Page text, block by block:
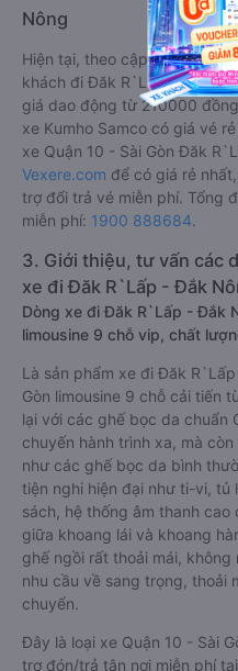
Nông
Hiện tại, theo cập nhật mới
khách đi Đăk R`Lấp - Đắk
giá dao động từ 210000
xe Kumho Samco có giá vé
xe Quận 10 - Sài Gòn Đăk
Vexere.com để có giá rẻ
trợ đổi trả vé miễn phí. Tổng
miễn phí: 1900 888684.
3. Giới thiệu, tư vấn các
xe đi Đăk R`Lấp - Đắk
Dòng xe đi Đăk R`Lấp - Đắk
limousine 9 chỗ vip, chất
Là sản phẩm xe đi Đăk
Gòn limousine 9 chỗ cải tiến
lại với các ghế bọc da chuẩn
chuyến hành trình xa, mà
như các ghế bọc da bình
tiện nghi hiện đại như ti-vi, tủ
sách, hệ thống âm thanh
giữa khoang lái và khoang
ghế ngồi rất thoải mái,
nhu cầu về sang trọng, thoải
chuyển.
Đây là loại xe Quận 10 - Sài
trợ đón/trả tận nơi miễn phí